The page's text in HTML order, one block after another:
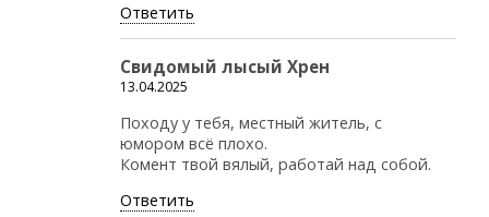
Ответить
Свидомый лысый Хрен
13.04.2025
Походу у тебя, местный житель, с
юмором всё плохо.
Комент твой вялый, работай над собой.
Ответить